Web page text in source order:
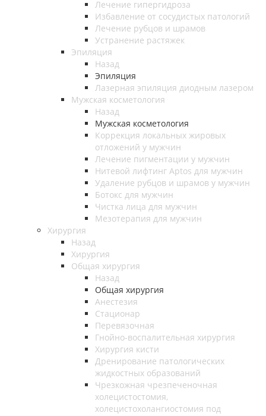
Лечение гипергидроза
Избавление от сосудистых патологий
Лечение рубцов и шрамов
Устранение растяжек
Эпиляция
Назад
Эпиляция
Лазерная эпиляция диодным лазером
Мужская косметология
Назад
Мужская косметология
Коррекция локальных жировых
отложений у мужчин
Лечение пигментации у мужчин
Нитевой лифтинг Aptos для мужчин
Удаление рубцов и шрамов у мужчин
Ботокс для мужчин
Чистка лица для мужчин
Мезотерапия для мужчин
Хирургия
Назад
Хирургия
Общая хирургия
Назад
Общая хирургия
Анестезия
Стационар
Перевязочная
Гнойно-воспалительная хирургия
Хирургия кисти
Дренирование патологических
жидкостных образований
Чрезкожная чрезпеченочная
холецистостомия,
холецистохолангиостомия под